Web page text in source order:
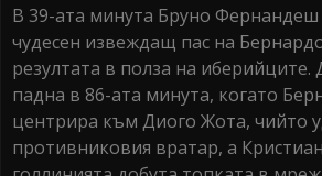
В 39-ата минута Бруно Фернандеш
чудесен извеждащ пас на
резултата в полза на иберийците.
падна в 86-ата минута, когато
центрира към Диого Жота, чийто
противниковия вратар, а